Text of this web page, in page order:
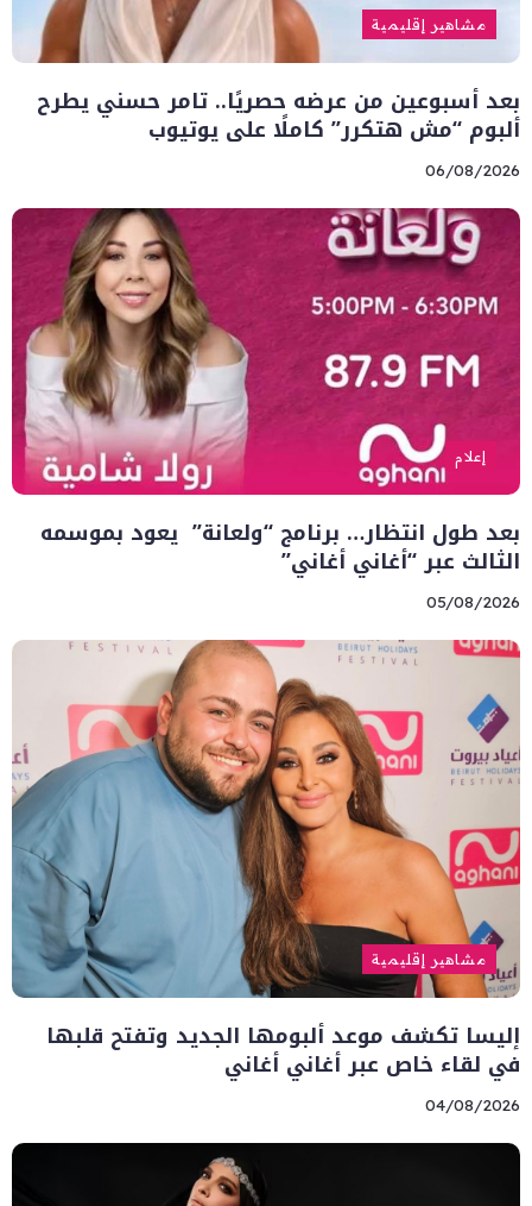
مشاهير إقليمية
بعد أسبوعين من عرضه حصريًا.. تامر حسني يطرح
ألبوم “مش هتكرر” كاملًا على يوتيوب
06/08/2026
إعلام
بعد طول انتظار… برنامج “ولعانة” يعود بموسمه
الثالث عبر “أغاني أغاني”
05/08/2026
مشاهير إقليمية
إليسا تكشف موعد ألبومها الجديد وتفتح قلبها
في لقاء خاص عبر أغاني أغاني
04/08/2026